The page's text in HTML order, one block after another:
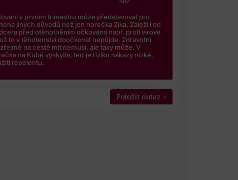
v prvním trimestru může představovat pro
jiných důvodů než jen horečka Zika. Záleží i od
před otěhotněním očkována např. proti virové
to v těhotenství doočkovat nepůjde. Zdravotní
na cestě mít nemusí, ale taky může. V
na Kubě vyskytla, teď je riziko nákazy nízké,
repelentu.
Položit dotaz